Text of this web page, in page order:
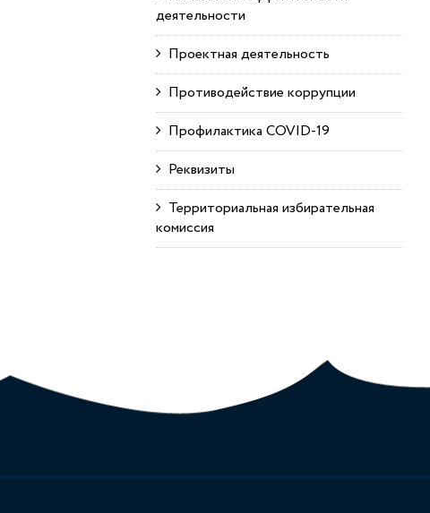
деятельности
Проектная деятельность
Противодействие коррупции
Профилактика COVID-19
Реквизиты
Территориальная избирательная
комиссия